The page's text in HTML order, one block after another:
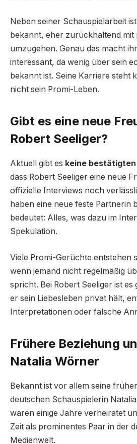
Neben seiner Schauspielarbeit
bekannt, eher zurückhaltend mit
umzugehen. Genau das macht
interessant, da wenig über sein
bekannt ist. Seine Karriere steht
nicht sein Promi-Leben.
Gibt es eine neue
Robert Seeliger?
Aktuell gibt es keine
dass Robert Seeliger eine neue
offizielle Interviews noch
haben eine neue feste Partnerin
bedeutet: Alles, was dazu im
Spekulation.
Viele Promi-Gerüchte entstehen
wenn jemand nicht regelmäßig
spricht. Bei Robert Seeliger ist es
er sein Liebesleben privat hält,
Interpretationen oder falsche
Frühere Beziehung
Natalia Wörner
Bekannt ist vor allem seine
deutschen Schauspielerin
waren einige Jahre verheiratet
Zeit als prominentes Paar in der
Medienwelt.